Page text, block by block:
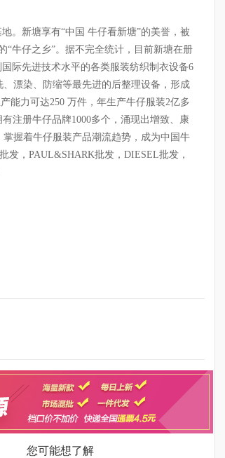
。新塘享有“中国 牛仔看新塘”的美誉，被
“牛仔之乡”。据不完全统计，目前新塘在册
际先进技术水平的各类服装纺织制衣设备6
漂染、防缩等最先进的后整理设备，形成
能力可达250 万件，年生产牛仔服装2亿多
注册牛仔品牌1000多个，涌现出增致、康
握着牛仔服装产品潮流趋势，成为中国牛
发，PAUL&SHARK批发，DIESEL批发，
您可能想了解